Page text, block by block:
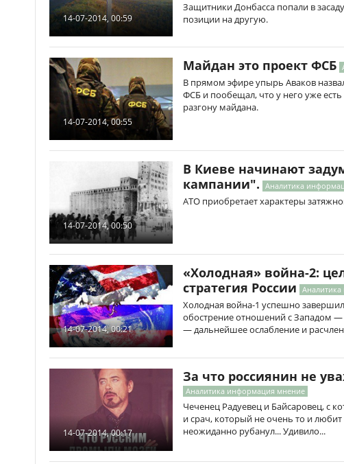
14-07-2014, 00:59
Защитники Донбасса попали в
позиции на другую.
14-07-2014, 00:55
Майдан это проект ФСБ
В прямом эфире упырь Аваков
ФСБ и пообещал, что у него уже
разгону майдана.
14-07-2014, 00:50
В Киеве начинают
кампании". Аналитика
АТО приобретает характеры
14-07-2014, 00:21
«Холодная» война-2:
стратегия России
Холодная война-1 успешно
обострение отношений с Западом
— дальнейшее ослабление и
14-07-2014, 00:17
За что россиянин не
Аналитика информация мнение
Чеченец Радуевец и Байсаровец, с
и срач, который не очень то и любит
неожиданно рубанул... Удивило...